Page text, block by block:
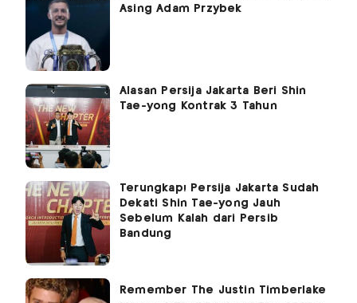
Asing Adam Przybek
Alasan Persija Jakarta Beri Shin
Tae-yong Kontrak 3 Tahun
Terungkap! Persija Jakarta Sudah
Dekati Shin Tae-yong Jauh
Sebelum Kalah dari Persib
Bandung